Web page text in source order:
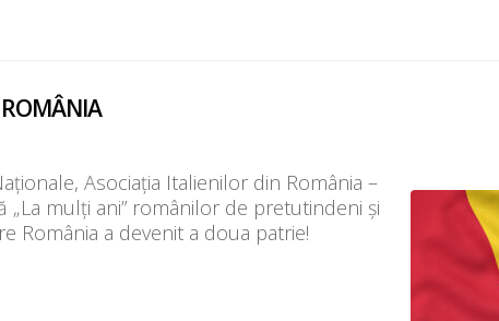
Asociația Italienilor din România –
„La mulți ani” românilor de pretutindeni și
România a devenit a doua patrie!